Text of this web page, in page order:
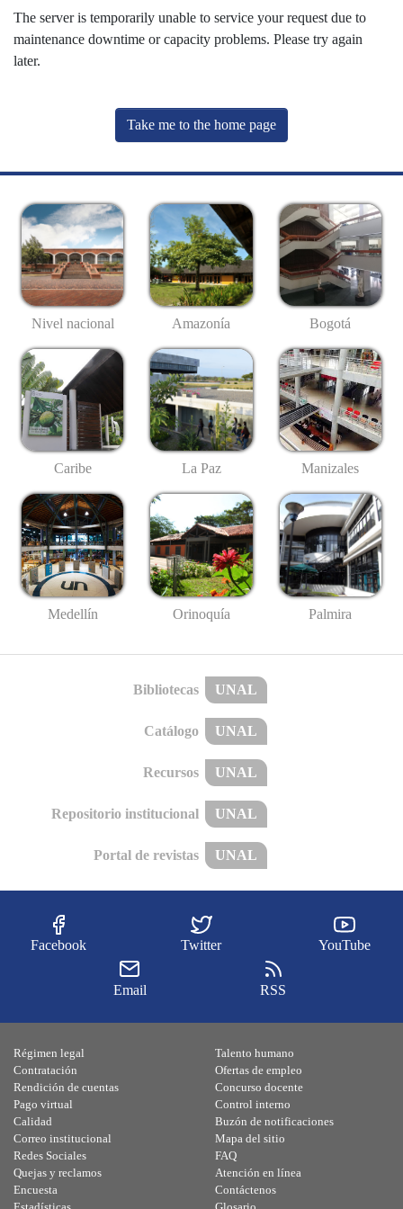
The server is temporarily unable to service your request due to
maintenance downtime or capacity problems. Please try again
later.
Take me to the home page
Nivel nacional Amazonía Bogotá
Caribe La Paz Manizales
Medellín Orinoquía Palmira
Bibliotecas UNAL
Catálogo UNAL
Recursos UNAL
Repositorio institucional UNAL
Portal de revistas UNAL
Facebook Twitter YouTube
Email RSS
Régimen legal
Contratación
Rendición de cuentas
Pago virtual
Calidad
Talento humano
Ofertas de empleo
Concurso docente
Control interno
Buzón de notificaciones
Correo institucional
Redes Sociales
Quejas y reclamos
Encuesta
Mapa del sitio
FAQ
Atención en línea
Contáctenos